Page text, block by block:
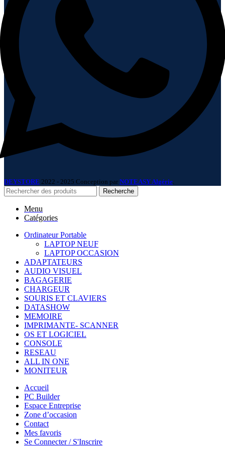
DEYSTORE 2022 - 2025 Conception par NOTEASY Algérie
Recherche
Menu
Catégories
Ordinateur Portable
LAPTOP NEUF
LAPTOP OCCASION
ADAPTATEURS
AUDIO VISUEL
BAGAGERIE
CHARGEUR
SOURIS ET CLAVIERS
DATASHOW
MEMOIRE
IMPRIMANTE- SCANNER
OS ET LOGICIEL
CONSOLE
RESEAU
ALL IN ONE
MONITEUR
Accueil
PC Builder
Espace Entreprise
Zone d’occasion
Contact
Mes favoris
Se Connecter / S'Inscrire